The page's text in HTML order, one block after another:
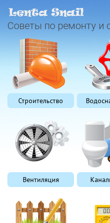
Советы по ремонту и
Строительство
Вентиляция